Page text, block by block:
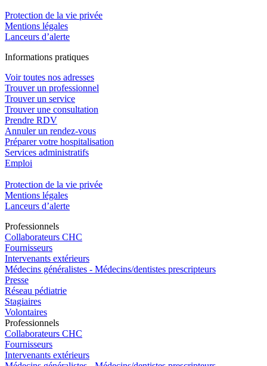
Protection de la vie privée
Mentions légales
Lanceurs d’alerte
Informations pratiques
Voir toutes nos adresses
Trouver un professionnel
Trouver un service
Trouver une consultation
Prendre RDV
Annuler un rendez-vous
Préparer votre hospitalisation
Services administratifs
Emploi​
Protection de la vie privée
Mentions légales
Lanceurs d’alerte
Professionnels
Collaborateurs CHC
Fournisseurs
Intervenants extérieurs
Médecins généralistes - Médecins/dentistes prescripteurs
Presse
Réseau pédiatrie
Stagiaires
Volontaires
Professionnels
Collaborateurs CHC
Fournisseurs
Intervenants extérieurs